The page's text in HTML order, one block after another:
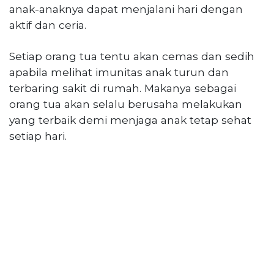
Jakarta
Selatan,
+6282136505789
PT
Serikat
Media
Indonesia
anak-anaknya dapat menjalani hari dengan
aktif dan ceria.
Setiap orang tua tentu akan cemas dan sedih
apabila melihat imunitas anak turun dan
terbaring sakit di rumah. Makanya sebagai
orang tua akan selalu berusaha melakukan
yang terbaik demi menjaga anak tetap sehat
setiap hari.